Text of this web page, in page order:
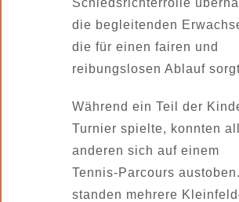
Schiedsrichterrolle
die begleitenden
die für einen fairen und
reibungslosen Ablauf
Während ein Teil der
Turnier spielte, konnten
anderen sich auf einem
Tennis‑Parcours
standen mehrere